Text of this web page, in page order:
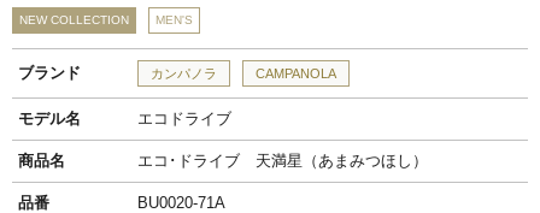
NEW COLLECTION MEN'S
ブランド カンパノラ CAMPANOLA
モデル名 エコドライブ
商品名 エコ･ドライブ 天満星（あまみつほし）
品番 BU0020-71A